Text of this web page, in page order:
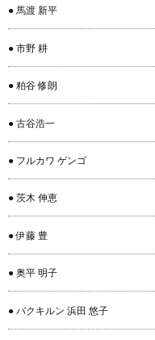
● 馬渡 新平
● 市野 耕
● 粕谷 修朗
● 古谷浩一
● フルカワ ゲンゴ
● 茨木 伸恵
● 伊藤 豊
● 奥平 明子
● バクキルン 浜田 悠子